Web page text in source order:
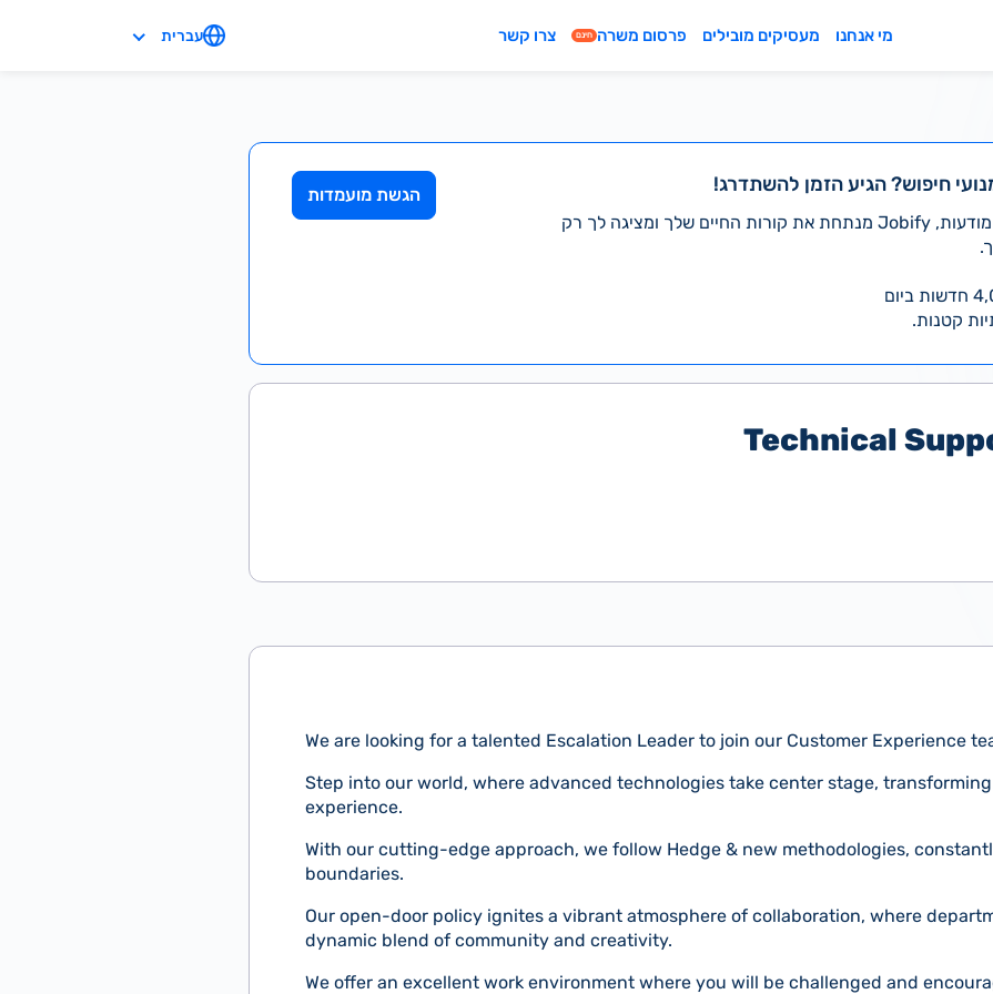
מי אנחנו מעסיקים מובילים פרסום משרה חינם צרו קשר עברית
חיפוש? הגיע הזמן להשתדרג!
במקום לעבור לבד על אלפי מודעות, Jobify מנתחת את קורות החיים שלך ומציגה לך רק
קטנות.
הגשת מועמדות
Technical
We are looking for a talented Escalation Leader to join our Customer Experience
Step into our world, where advanced technologies take center stage,
experience.
With our cutting-edge approach, we follow Hedge & new methodologies,
boundaries.
Our open-door policy ignites a vibrant atmosphere of collaboration, where
dynamic blend of community and creativity.
We offer an excellent work environment where you will be challenged and